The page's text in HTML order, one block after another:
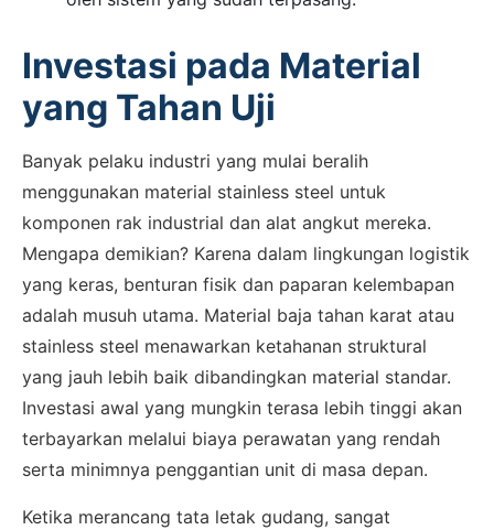
Investasi pada Material
yang Tahan Uji
Banyak pelaku industri yang mulai beralih
menggunakan material stainless steel untuk
komponen rak industrial dan alat angkut mereka.
Mengapa demikian? Karena dalam lingkungan logistik
yang keras, benturan fisik dan paparan kelembapan
adalah musuh utama. Material baja tahan karat atau
stainless steel menawarkan ketahanan struktural
yang jauh lebih baik dibandingkan material standar.
Investasi awal yang mungkin terasa lebih tinggi akan
terbayarkan melalui biaya perawatan yang rendah
serta minimnya penggantian unit di masa depan.
Ketika merancang tata letak gudang, sangat